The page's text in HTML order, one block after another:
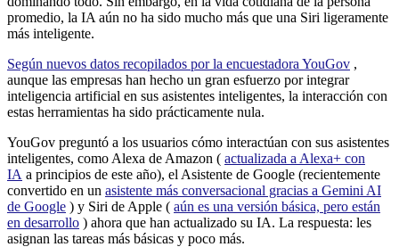
promedio, la IA aún no ha sido mucho más que una Siri ligeramente
más inteligente.
Según nuevos datos recopilados por la encuestadora YouGov ,
aunque las empresas han hecho un gran esfuerzo por integrar
inteligencia artificial en sus asistentes inteligentes, la interacción con
estas herramientas ha sido prácticamente nula.
YouGov preguntó a los usuarios cómo interactúan con sus asistentes
inteligentes, como Alexa de Amazon ( actualizada a Alexa+ con
IA a principios de este año), el Asistente de Google (recientemente
convertido en un asistente más conversacional gracias a Gemini AI
de Google ) y Siri de Apple ( aún es una versión básica, pero están
en desarrollo ) ahora que han actualizado su IA. La respuesta: les
asignan las tareas más básicas y poco más.